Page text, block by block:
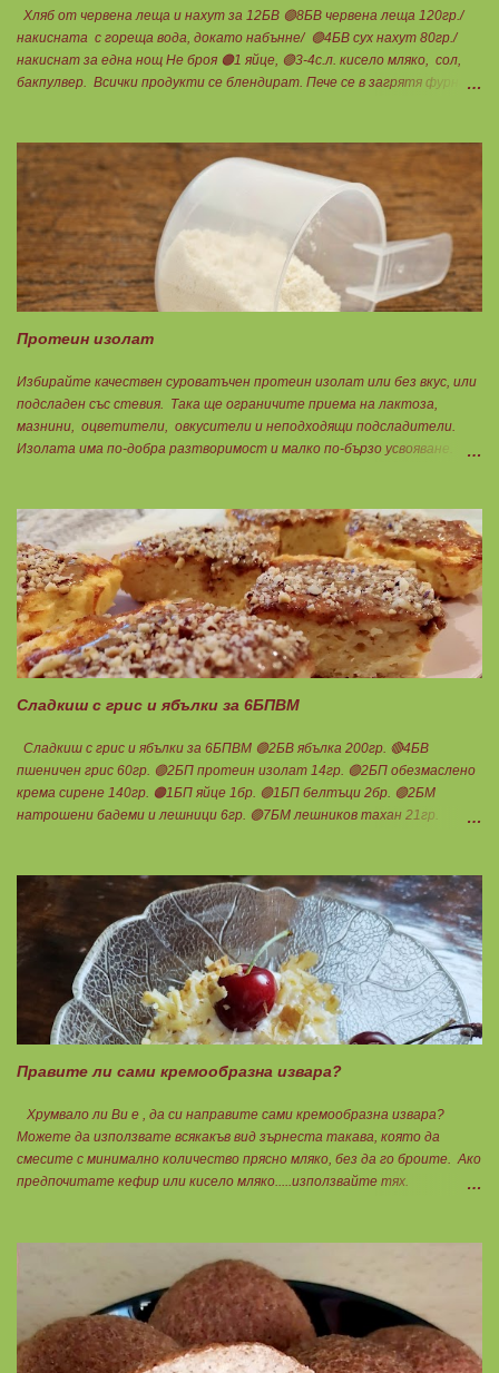
Хляб от червена леща и нахут за 12БВ 🟢8БВ червена леща 120гр./
накисната с гореща вода, докато набънне/ 🟢4БВ сух нахут 80гр./
накиснат за една нощ Не броя 🟠1 яйце, 🟢3-4с.л. кисело мляко, сол,
бакпулвер. Всички продукти се блендират. Пече се в загрятя фурна
Протеин изолат
Избирайте качествен суроватъчен протеин изолат или без вкус, или
подсладен със стевия. Така ще ограничите приема на лактоза,
мазнини, оцветители, овкусители и неподходящи подсладители.
Изолата има по-добра разтворимост и малко по-бързо усвояване.
филтрация при качествените продукти отстранява млечната захар
и по този начин се избягват проблемите със алергии, задържане на
вода, подуване на стомаха, диария или друг тип дискомфорт.
Сладкиш с грис и ябълки за 6БПВМ
Сладкиш с грис и ябълки за 6БПВМ 🟢2БВ ябълка 200гр. 🔴4БВ
пшеничен грис 60гр. 🟢2БП протеин изолат 14гр. 🟢2БП обезмаслено
крема сирене 140гр. 🟠1БП яйце 1бр. 🟢1БП белтъци 2бр. 🟢2БМ
натрошени бадеми и лешници 6гр. 🟢7БМ лешников тахан 21гр.
добре разбитите яйца. Към тях се добавят и останалите продукти
без тахана и ядките. Ако не разполагате с крема сирене, може да
замените със скир. 2БП 128гр. Пече се в загрята фурна до
зачервяване. Още топъл се намазва с тахан и се поръсва с ядки.
Нарязва се на 6 равни части, всяка за 1БПВМ. Чудесна следобедна
закуска с чаша мляко ... Нека да ни е вкусно заедно! Люси
Правите ли сами кремообразна извара?
Хрумвало ли Ви е , да си направите сами кремообразна извара?
Можете да използвате всякакъв вид зърнеста такава, която да
смесите с минимално количество прясно мляко, без да го броите. Ако
предпочитате кефир или кисело мляко.....използвайте тях.
разядки и салати... Ако изварата е обезмаслена можете да удвоявате
мазнините. Ако не е, броите като нискомаслен продукт. Можете да
си приготвите по- голямо количество и да съхранявате в хладилник
за няколко дни. Част от моята закуска днес, беше това вкусно
кремче... 🟢1БП извара 50гр. 🟢1БВ череши 8бр. 🟠1БМ орех 1бр.